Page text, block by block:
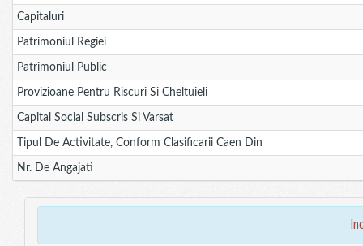
Capitaluri
Patrimoniul Regiei
Patrimoniul Public
Provizioane Pentru Riscuri Si Cheltuieli
Capital Social Subscris Si Varsat
Tipul De Activitate, Conform Clasificarii Caen Din
Nr. De Angajati